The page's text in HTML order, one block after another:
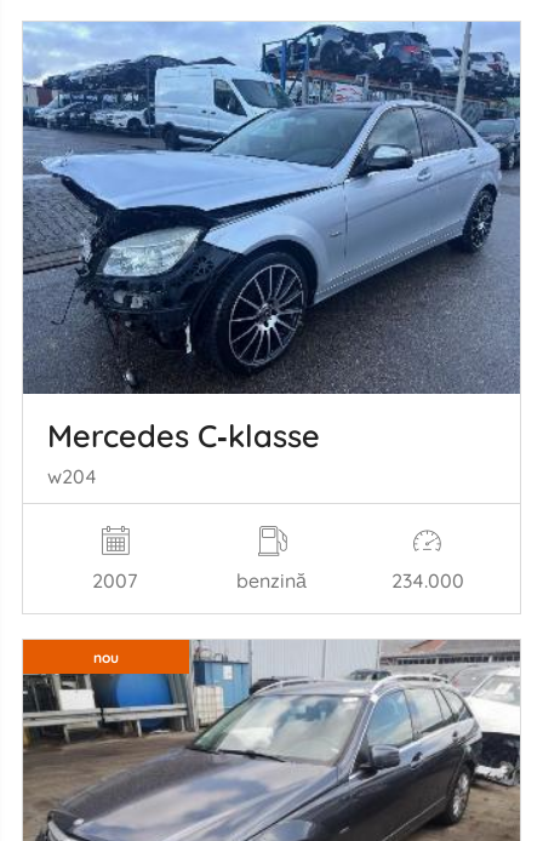
Mercedes C‑klasse
w204
2007 benzină 234.000
nou